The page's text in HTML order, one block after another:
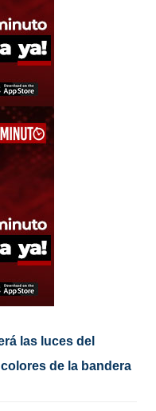
las luces del
de la bandera